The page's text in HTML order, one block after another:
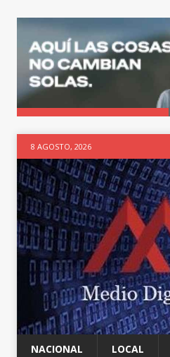
8 AGOSTO, 2026
NACIONAL LOCAL